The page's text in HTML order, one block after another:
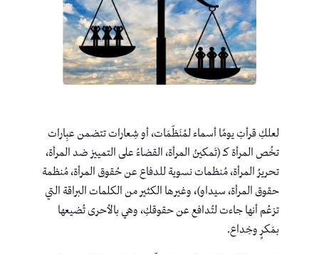
لعلكِ قرأتِ يومًا أسماء لمُنَظّمَات، أو شِعارات تتضمن عبِارات
تخُص المرأة كـ (تَمكينُ المرأة، القضاءُ على التمييز ضد المرأة،
تحريرُ المرأة، مُنظمات نسوية للدفاع عن حُقوق المرأة، مُنظمة
حقوق المرأة، سيداو)، وغيرها الكثير من الكلمات البراقة التي
تزعُم أنها جاءت لتُدافع عن حقوقكِ، وهي بالأحرى تُضيعها
بمَكرٍ وخِداع.